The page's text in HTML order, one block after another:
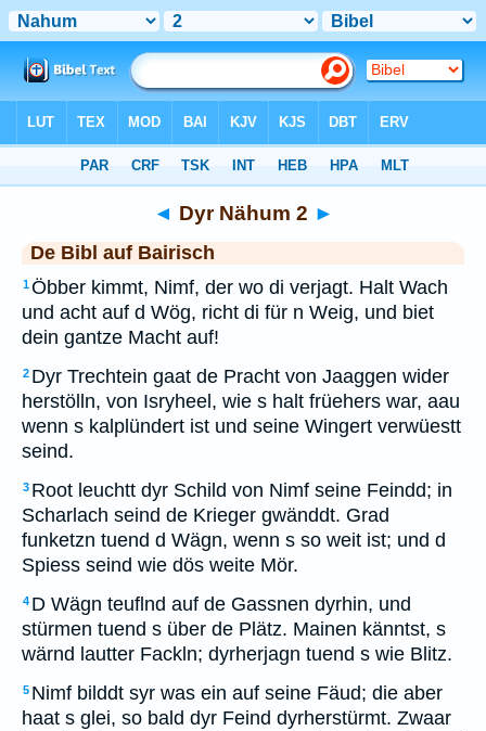
◄ Dyr Nähum 2 ►
De Bibl auf Bairisch
1Öbber kimmt, Nimf, der wo di verjagt. Halt Wach
und acht auf d Wög, richt di für n Weig, und biet
dein gantze Macht auf!
2 Dyr Trechtein gaat de Pracht von Jaaggen wider
herstölln, von Isryheel, wie s halt früehers war, aau
wenn s kalplündert ist und seine Wingert verwüestt
seind.
3 Root leuchtt dyr Schild von Nimf seine Feindd; in
Scharlach seind de Krieger gwänddt. Grad
funketzn tuend d Wägn, wenn s so weit ist; und d
Spiess seind wie dös weite Mör.
4 D Wägn teuflnd auf de Gassnen dyrhin, und
stürmen tuend s über de Plätz. Mainen känntst, s
wärnd lautter Fackln; dyrherjagn tuend s wie Blitz.
5 Nimf bilddt syr was ein auf seine Fäud; die aber
haat s glei, so bald dyr Feind dyrherstürmt. Zwaar